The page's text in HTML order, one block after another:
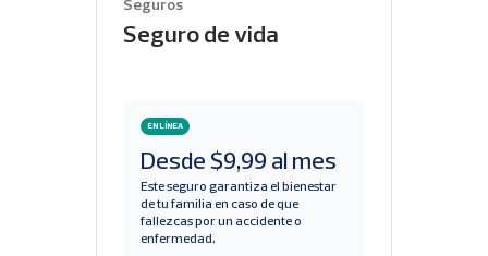
Seguro de vida
Seguros
Desde $9,99 al mes
Este seguro garantiza el bienestar
de tu familia en caso de que
fallezcas por un accidente o
enfermedad.
EN LÍNEA